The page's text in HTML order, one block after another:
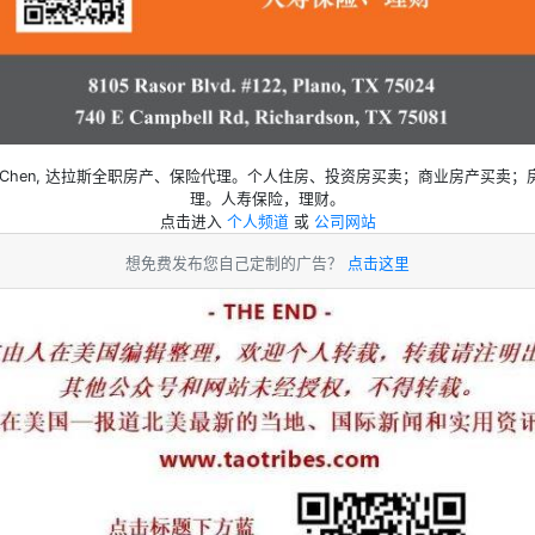
达拉斯全职房产、保险代理。个人住房、投资房买卖；商业房产买卖；
理。人寿保险，理财。
点击进入 个人频道 或 公司网站
想免费发布您自己定制的广告？ 点击这里